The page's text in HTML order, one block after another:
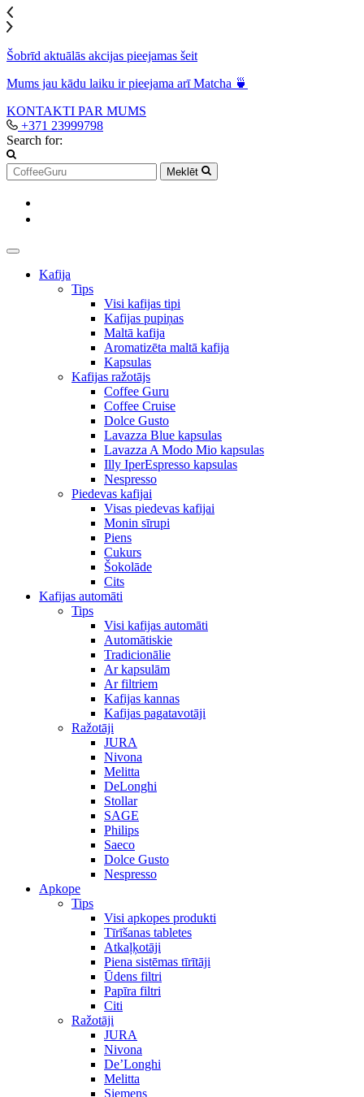
Šobrīd aktuālās akcijas pieejamas šeit
Mums jau kādu laiku ir pieejama arī Matcha 🍵
KONTAKTI PAR MUMS
+371 23999798
Search for:
Meklēt
Kafija
Tips
Visi kafijas tipi
Kafijas pupiņas
Maltā kafija
Aromatizēta maltā kafija
Kapsulas
Kafijas ražotājs
Coffee Guru
Coffee Cruise
Dolce Gusto
Lavazza Blue kapsulas
Lavazza A Modo Mio kapsulas
Illy IperEspresso kapsulas
Nespresso
Piedevas kafijai
Visas piedevas kafijai
Monin sīrupi
Piens
Cukurs
Šokolāde
Cits
Kafijas automāti
Tips
Visi kafijas automāti
Automātiskie
Tradicionālie
Ar kapsulām
Ar filtriem
Kafijas kannas
Kafijas pagatavotāji
Ražotāji
JURA
Nivona
Melitta
DeLonghi
Stollar
SAGE
Philips
Saeco
Dolce Gusto
Nespresso
Apkope
Tips
Visi apkopes produkti
Tīrīšanas tabletes
Atkaļķotāji
Piena sistēmas tīrītāji
Ūdens filtri
Papīra filtri
Citi
Ražotāji
JURA
Nivona
De’Longhi
Melitta
Siemens